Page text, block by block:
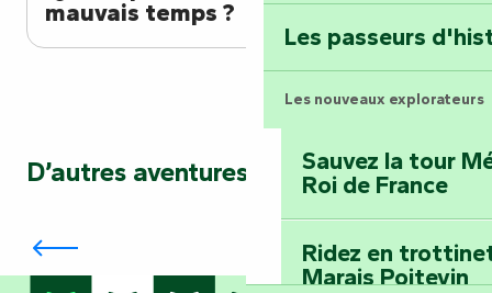
Terre d’étoiles :
Les passeurs
Les nouveaux explorateurs
Sauvez la tour
Roi de France
Ridez en
Marais Poitevin
mauvais temps ?
D’autres aventures vous attendent…
Partez en mission avec la balade sonore
« Tous des Héros »